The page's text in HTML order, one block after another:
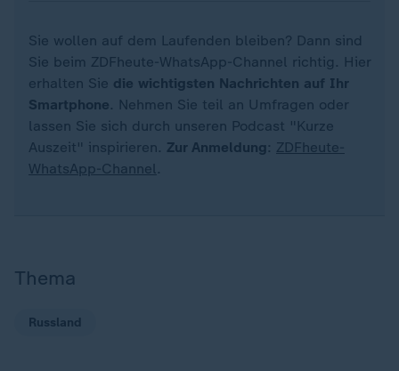
Sie wollen auf dem Laufenden bleiben? Dann sind
Sie beim ZDFheute-WhatsApp-Channel richtig. Hier
erhalten Sie die wichtigsten Nachrichten auf Ihr
Smartphone. Nehmen Sie teil an Umfragen oder
lassen Sie sich durch unseren Podcast "Kurze
Auszeit" inspirieren. Zur Anmeldung : ZDFheute-
WhatsApp-Channel.
Thema
Russland